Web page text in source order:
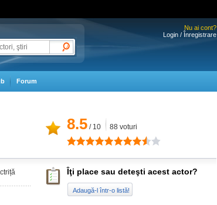
Nu ai cont?
Login / Înregistrare
Forum
8.5 / 10 88 voturi
Îţi place sau deteşti acest actor?
Adaugă-l într-o listă!